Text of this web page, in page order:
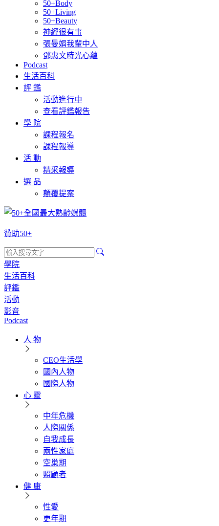
50+Body
50+Living
50+Beauty
神經很有事
張曼娟我輩中人
鄧惠文時光心蘊
Podcast
生活百科
評 鑑
活動進行中
查看評鑑報告
學 院
課程報名
課程報導
活 動
精采報導
選 品
顛覆提案
贊助50+
學院
生活百科
評鑑
活動
影音
Podcast
人 物
CEO生活學
國內人物
國際人物
心 靈
中年危機
人際關係
自我成長
兩性家庭
空巢期
照顧者
健 康
性愛
更年期